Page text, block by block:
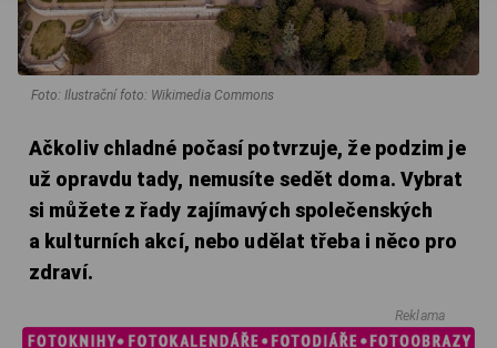
Foto: Ilustrační foto: Wikimedia Commons
Ačkoliv chladné počasí potvrzuje, že podzim je
už opravdu tady, nemusíte sedět doma. Vybrat
si můžete z řady zajímavých společenských
a kulturních akcí, nebo udělat třeba i něco pro
zdraví.
Reklama